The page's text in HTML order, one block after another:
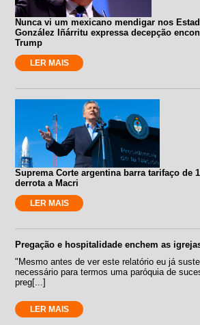
Nunca vi um mexicano mendigar nos
González Iñárritu expressa decepção
Trump
LER MAIS
Suprema Corte argentina barra tarifaço de
derrota a Macri
LER MAIS
Pregação e hospitalidade enchem as
"Mesmo antes de ver este relatório eu já
necessário para termos uma paróquia de
preg[...]
LER MAIS